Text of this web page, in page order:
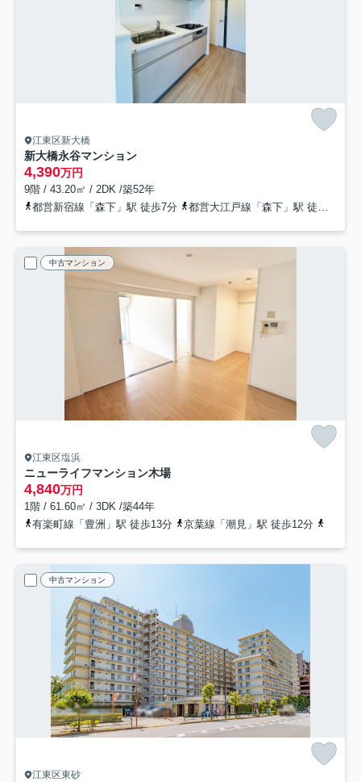
江東区新大橋
新大橋永谷マンション
4,390万円
9階 / 43.20㎡ / 2DK /築52年
都営新宿線「森下」駅 徒歩7分
都営大江戸線「森下」駅 徒歩7分
中古マンション
江東区塩浜
ニューライフマンション木場
4,840万円
1階 / 61.60㎡ / 3DK /築44年
有楽町線「豊洲」駅 徒歩13分
京葉線「潮見」駅 徒歩12分
中古マンション
江東区東砂